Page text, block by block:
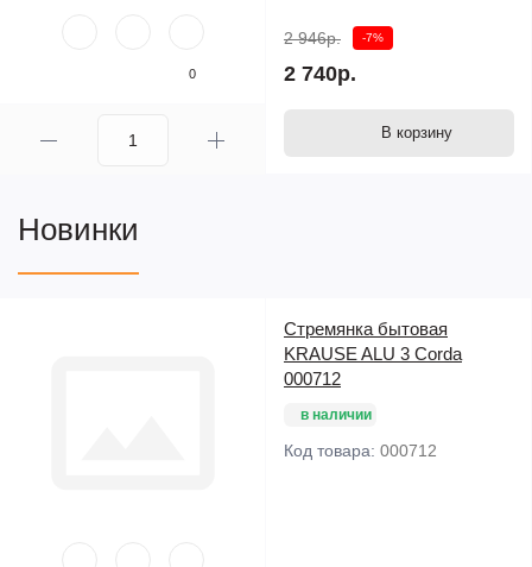
0
2 946р. -7%
2 740р.
В корзину
Новинки
Стремянка бытовая
KRAUSE ALU 3 Corda
000712
в наличии
Код товара: 000712